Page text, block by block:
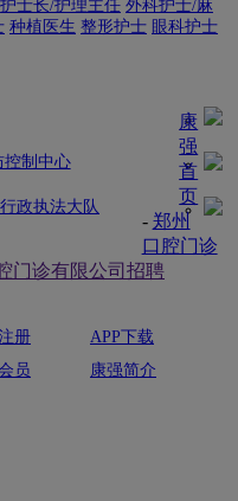
护士长/护理主任 外科护士/麻
种植医生 整形护士 眼科护士
控制中心
政执法大队
康
强
首
页
- 郑州
口腔门诊
门诊有限公司招聘
册
APP下载
员 康强简介